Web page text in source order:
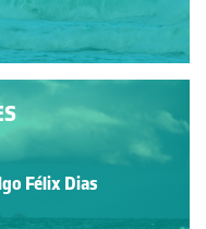
Félix Dias